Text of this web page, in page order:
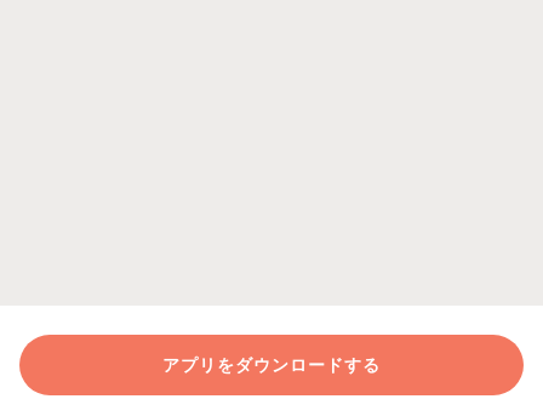
アプリをダウンロードする